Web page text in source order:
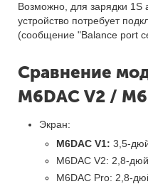
Возможно, для зарядки 1S
устройство потребует
(сообщение "Balance port
Сравнение
M6DAC V2 /
Экран:
M6DAC V1: 3,5-
M6DAC V2: 2,8-
M6DAC Pro: 2,8-